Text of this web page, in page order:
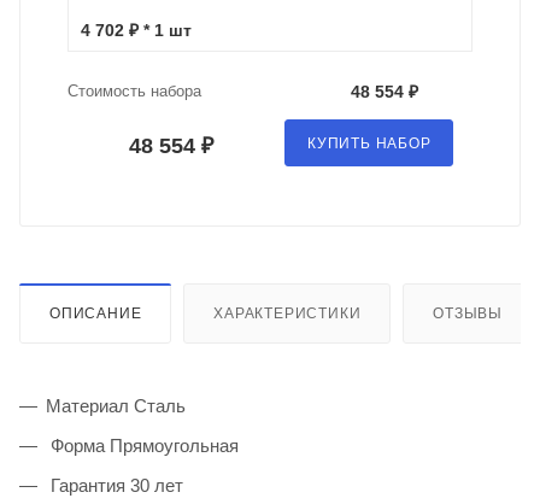
4 702 ₽ * 1 шт
Стоимость набора 48 554 ₽
48 554 ₽ КУПИТЬ НАБОР
ОПИСАНИЕ ХАРАКТЕРИСТИКИ ОТЗЫВЫ
Материал Сталь
Форма Прямоугольная
Гарантия 30 лет